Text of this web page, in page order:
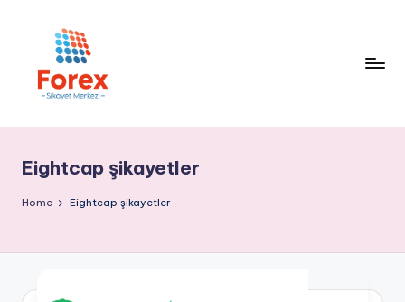
Eightcap şikayetler
Home Eightcap şikayetler